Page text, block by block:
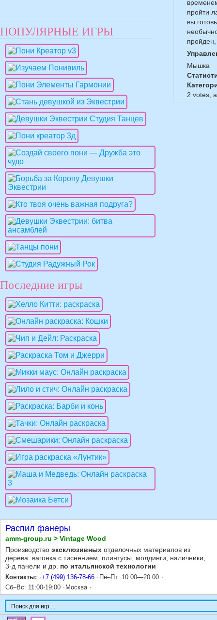
пройти
вы
Мышка
2 votes,
ПОПУЛЯРНЫЕ ИГРЫ
Последние игры
Распил фанеры
amm-group.ru > Vintage Wood
Производство эксклюзивных отделочных материалов из
дерева: вагонка с тиснением, плинтусы, молдинги, наличники,
3-д панели и др. по итальянской технологии
Контакты: +7 (499) 136-78-66
Пн–Пт: 10:00—20:00
Сб–Вс: 11:00-19:00
Москва